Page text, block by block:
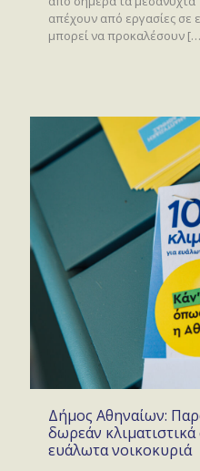
απέχουν από εργασίες σε
μπορεί να προκαλέσουν
Δήμος Αθηναίων:
δωρεάν
ευάλωτα νοικοκυριά